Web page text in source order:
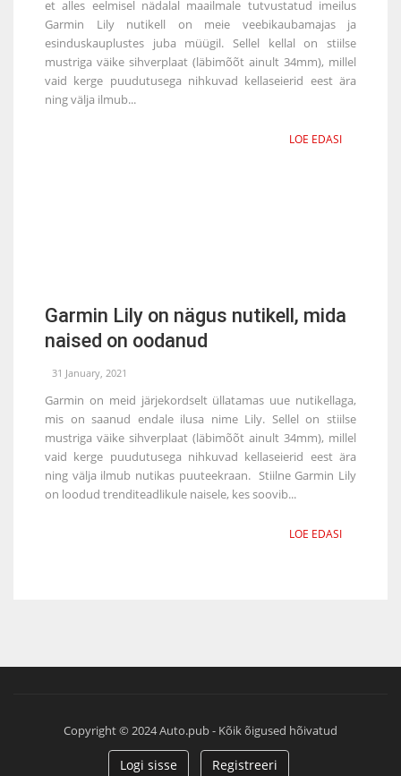
et alles eelmisel nädalal maailmale tutvustatud imeilus
Garmin Lily nutikell on meie veebikaubamajas ja
esinduskauplustes juba müügil. Sellel kellal on stiilse
mustriga väike sihverplaat (läbimõõt ainult 34mm), millel
vaid kerge puudutusega nihkuvad kellaseierid eest ära
ning välja ilmub...
LOE EDASI
Garmin Lily on nägus nutikell, mida
naised on oodanud
31 January, 2021
Garmin on meid järjekordselt üllatamas uue nutikellaga,
mis on saanud endale ilusa nime Lily. Sellel on stiilse
mustriga väike sihverplaat (läbimõõt ainult 34mm), millel
vaid kerge puudutusega nihkuvad kellaseierid eest ära
ning välja ilmub nutikas puuteekraan. Stiilne Garmin Lily
on loodud trenditeadlikule naisele, kes soovib...
LOE EDASI
Copyright © 2024 Auto.pub - Kõik õigused hõivatud
Logi sisse Registreeri